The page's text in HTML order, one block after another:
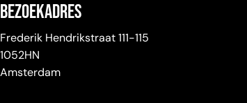
Bezoekadres
Frederik Hendrikstraat 111-115
1052HN
Amsterdam